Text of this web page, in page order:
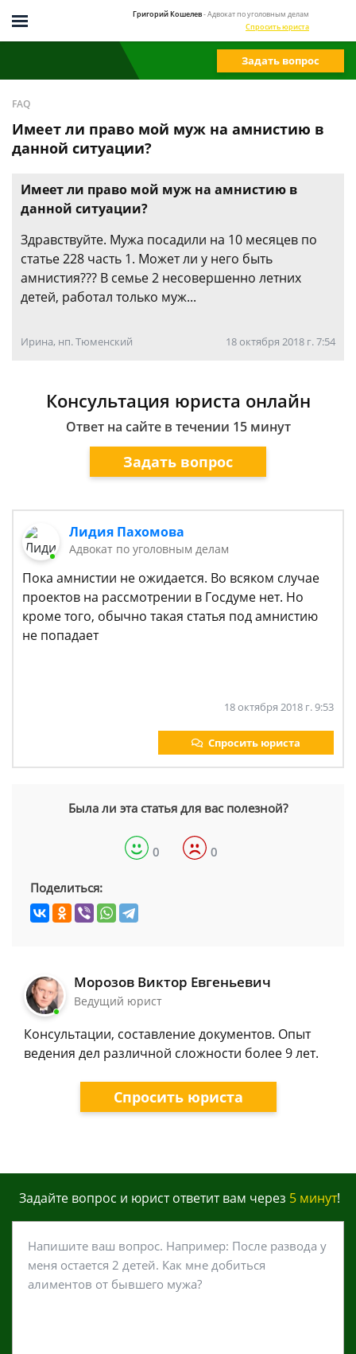
Григорий Кошелев- Адвокат по уголовным делам
Спросить юриста
Задать вопрос
FAQ
Имеет ли право мой муж на амнистию в
данной ситуации?
Имеет ли право мой муж на амнистию в
данной ситуации?
Здравствуйте. Мужа посадили на 10 месяцев по
статье 228 часть 1. Может ли у него быть
амнистия??? В семье 2 несовершенно летних
детей, работал только муж...
Ирина, нп. Тюменский 18 октября 2018 г. 7:54
Консультация юриста онлайн
Ответ на сайте в течении 15 минут
Задать вопрос
Лидия Пахомова
Адвокат по уголовным делам
Пока амнистии не ожидается. Во всяком случае
проектов на рассмотрении в Госдуме нет. Но
кроме того, обычно такая статья под амнистию
не попадает
18 октября 2018 г. 9:53
Спросить юриста
Была ли эта статья для вас полезной?
0 0
Поделиться:
Морозов Виктор Евгеньевич
Ведущий юрист
Консультации, составление документов. Опыт
ведения дел различной сложности более 9 лет.
Спросить юриста
Задайте вопрос и юрист ответит вам через 5 минут!